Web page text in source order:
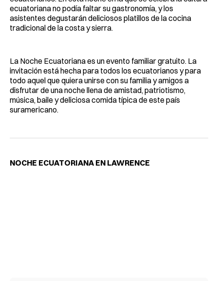
ecuatoriana no podía faltar su gastronomía, y los
asistentes degustarán deliciosos platillos de la cocina
tradicional de la costa y sierra.
La Noche Ecuatoriana es un evento familiar gratuito. La
invitación está hecha para todos los ecuatorianos y para
todo aquel que quiera unirse con su familia y amigos a
disfrutar de una noche llena de amistad, patriotismo,
música, baile y deliciosa comida típica de este país
suramericano.
NOCHE ECUATORIANA EN LAWRENCE